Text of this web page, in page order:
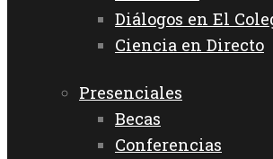
Diálogos en El
Ciencia en Directo
Presenciales
Becas
Conferencias